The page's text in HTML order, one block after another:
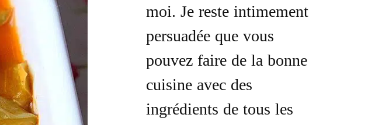
moi. Je reste intimement
persuadée que vous
pouvez faire de la bonne
cuisine avec des
ingrédients de tous les